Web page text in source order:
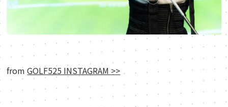
fromGOLF525 INSTAGRAM >>